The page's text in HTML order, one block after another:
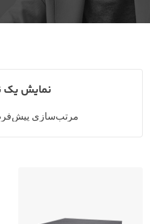
نمایش یک